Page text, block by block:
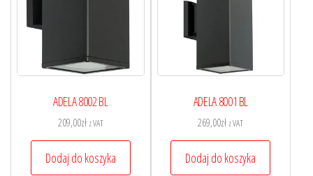
ADELA 8002 BL
209,00zł z VAT
Dodaj do koszyka
ADELA 8001 BL
269,00zł z VAT
Dodaj do koszyka